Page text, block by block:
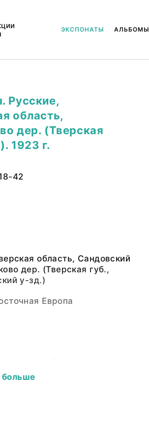
ЭКСПОНАТЫ АЛЬБОМЫ
Русские,
область,
дер. (Тверская
1923 г.
42
область, Сандовский
дер. (Тверская губ.,
у-зд.)
Европа
Лукич
больше